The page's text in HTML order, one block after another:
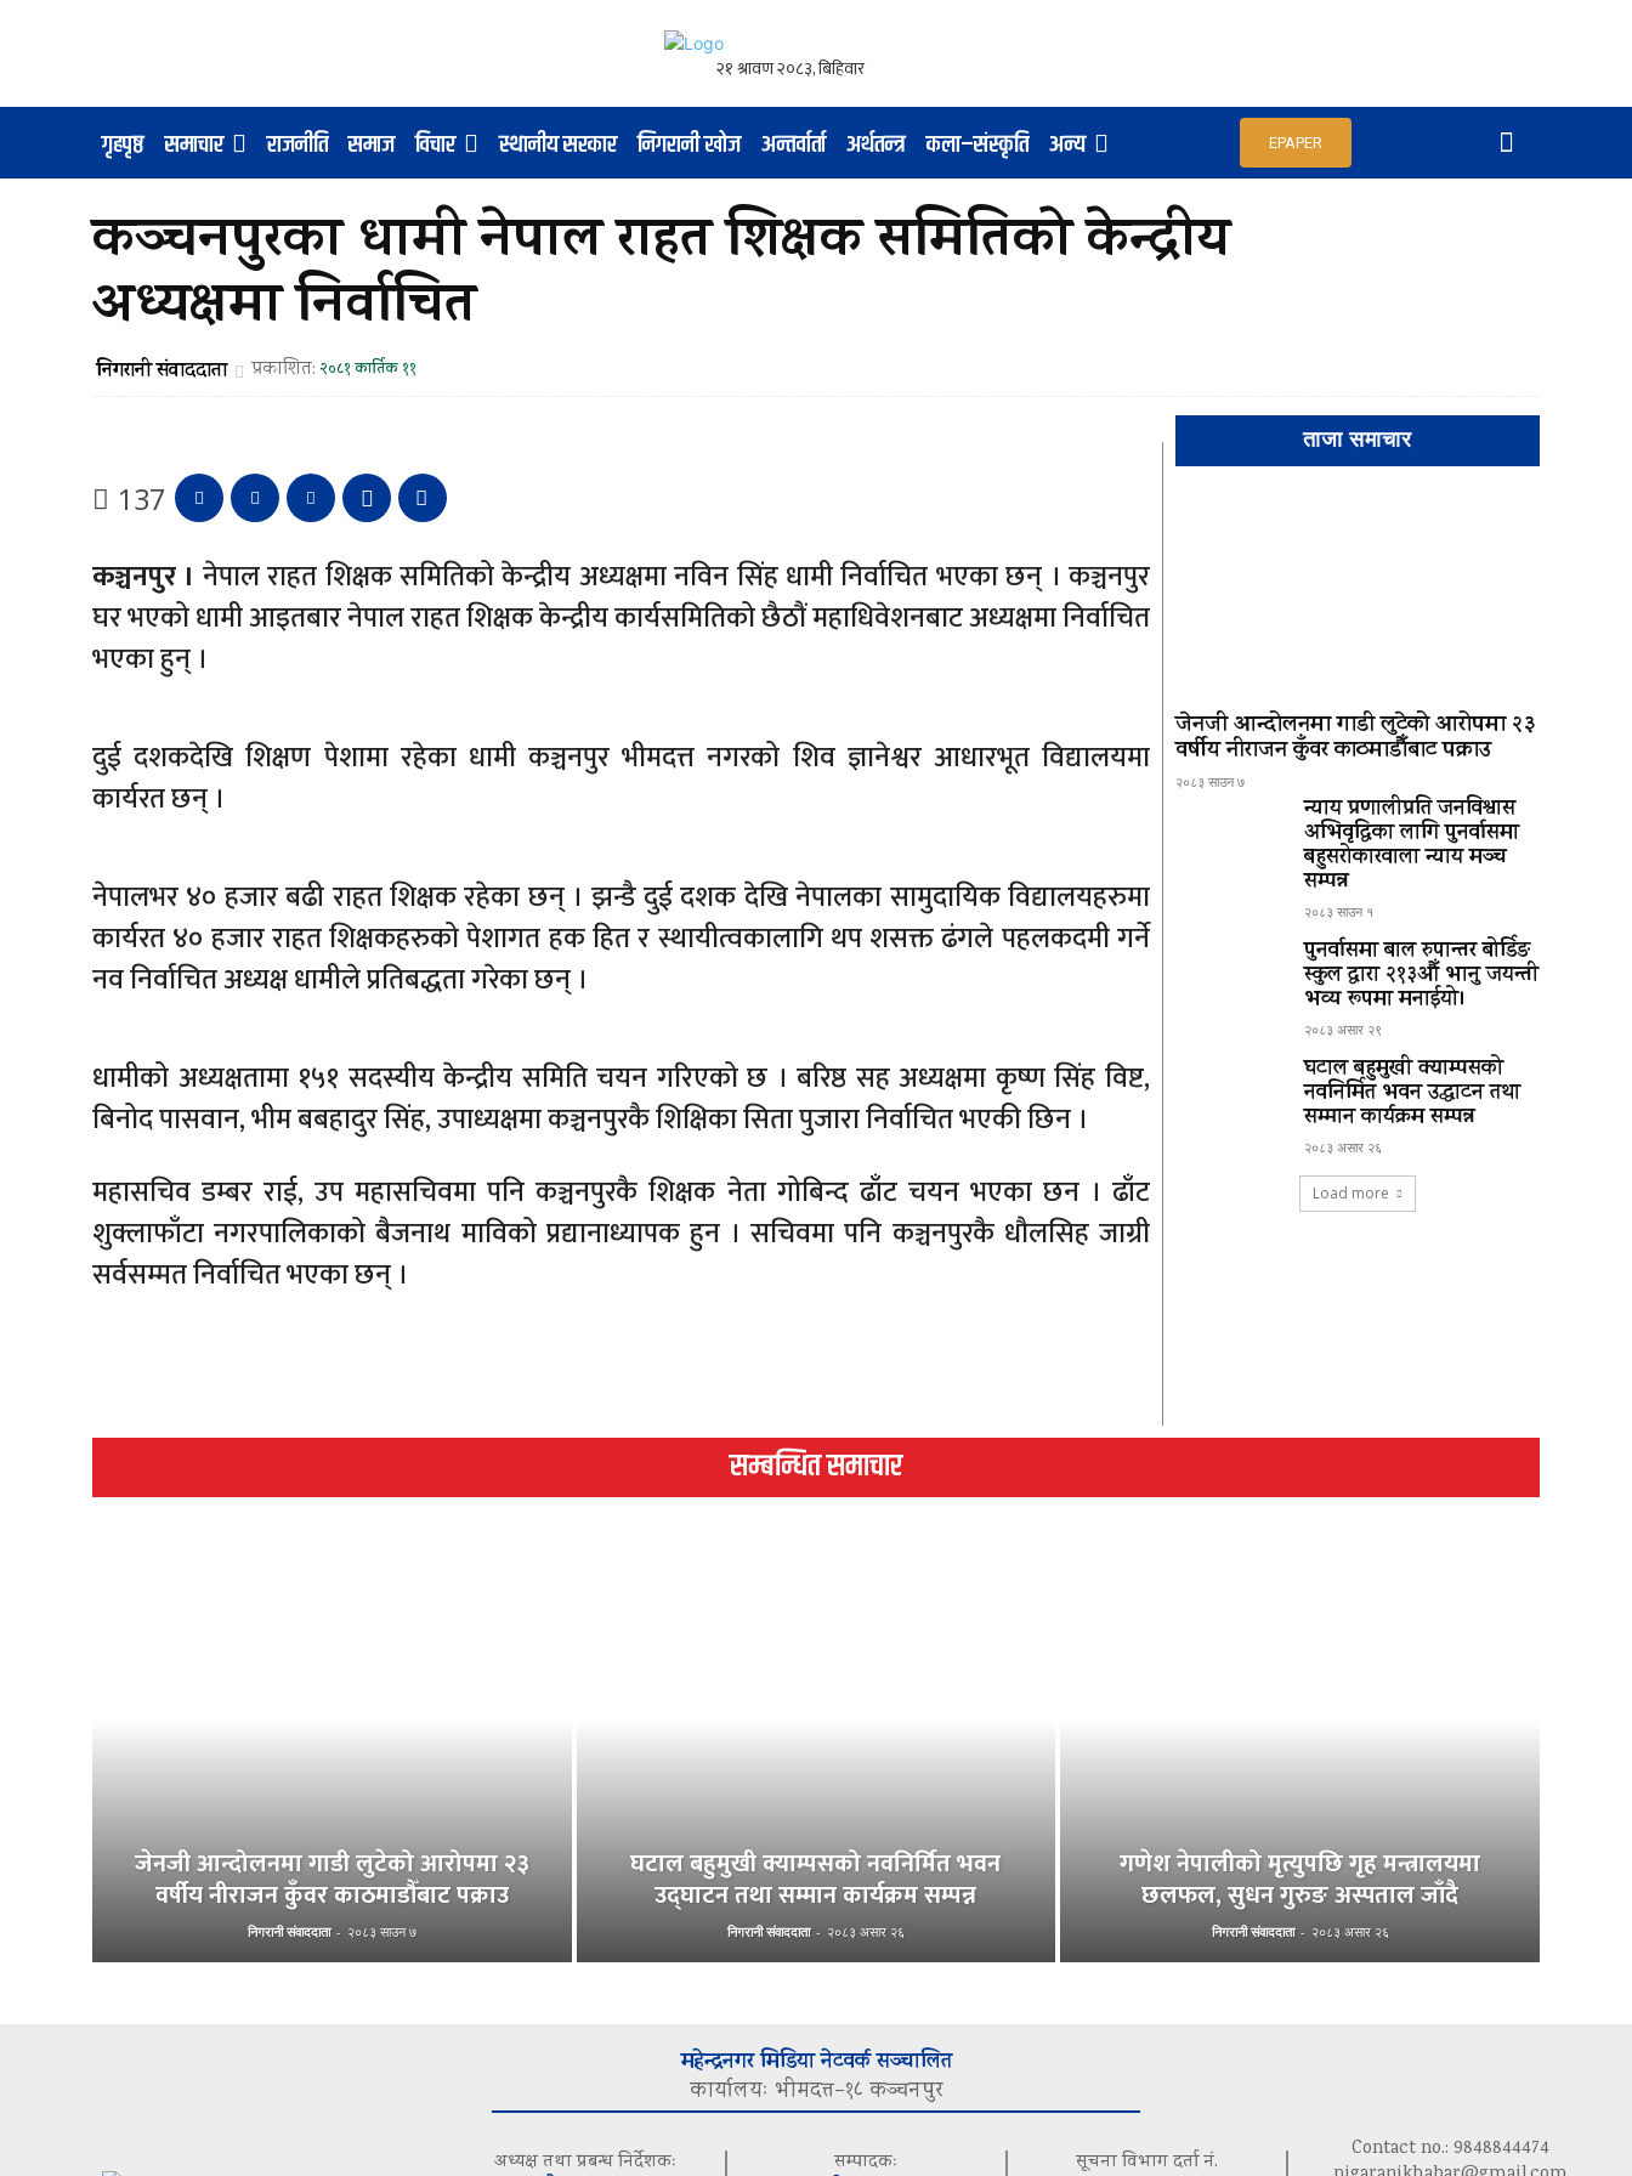
गृहपृष्ठ समाचार राजनीति समाज विचार स्थानीय सरकार निगरानी खोज अन्तर्वार्ता अर्थतन्त्र कला–संस्कृति अन्य EPAPER
कञ्चनपुरका धामी नेपाल राहत शिक्षक समितिको केन्द्रीय
अध्यक्षमा निर्वाचित
निगरानी संवाददाता प्रकाशित: २०८१ कार्तिक ११
137
कञ्चनपुर । नेपाल राहत शिक्षक समितिको केन्द्रीय अध्यक्षमा नविन सिंह धामी निर्वाचित भएका छन् । कञ्चनपुर
घर भएको धामी आइतबार नेपाल राहत शिक्षक केन्द्रीय कार्यसमितिको छैठौं महाधिवेशनबाट अध्यक्षमा निर्वाचित
भएका हुन् ।
दुई दशकदेखि शिक्षण पेशामा रहेका धामी कञ्चनपुर भीमदत्त नगरको शिव ज्ञानेश्वर आधारभूत विद्यालयमा
कार्यरत छन् ।
नेपालभर ४० हजार बढी राहत शिक्षक रहेका छन् । झन्डै दुई दशक देखि नेपालका सामुदायिक विद्यालयहरुमा
कार्यरत ४० हजार राहत शिक्षकहरुको पेशागत हक हित र स्थायीत्वकालागि थप शसक्त ढंगले पहलकदमी गर्ने
नव निर्वाचित अध्यक्ष धामीले प्रतिबद्धता गरेका छन् ।
धामीको अध्यक्षतामा १५१ सदस्यीय केन्द्रीय समिति चयन गरिएको छ । बरिष्ठ सह अध्यक्षमा कृष्ण सिंह विष्ट,
बिनोद पासवान, भीम बबहादुर सिंह, उपाध्यक्षमा कञ्चनपुरकै शिक्षिका सिता पुजारा निर्वाचित भएकी छिन ।
महासचिव डम्बर राई, उप महासचिवमा पनि कञ्चनपुरकै शिक्षक नेता गोबिन्द ढाँट चयन भएका छन । ढाँट
शुक्लाफाँटा नगरपालिकाको बैजनाथ माविको प्रद्यानाध्यापक हुन । सचिवमा पनि कञ्चनपुरकै धौलसिह जाग्री
सर्वसम्मत निर्वाचित भएका छन् ।
ताजा समाचार
जेनजी आन्दोलनमा गाडी लुटेको आरोपमा २३
वर्षीय नीराजन कुँवर काठमाडौँबाट पक्राउ
२०८३ साउन ७
न्याय प्रणालीप्रति जनविश्वास
अभिवृद्धिका लागि पुनर्वासमा
बहुसरोकारवाला न्याय मञ्च
सम्पन्न
२०८३ साउन १
पुनर्वासमा बाल रुपान्तर बोर्डिङ
स्कुल द्धारा २१३औँ भानु जयन्ती
भव्य रूपमा मनाईयो।
२०८३ असार २९
घटाल बहुमुखी क्याम्पसको
नवनिर्मित भवन उद्घाटन तथा
सम्मान कार्यक्रम सम्पन्न
२०८३ असार २६
Load more
सम्बन्धित समाचार
जेनजी आन्दोलनमा गाडी लुटेको आरोपमा २३
वर्षीय नीराजन कुँवर काठमाडौँबाट पक्राउ
निगरानी संवाददाता - २०८३ साउन ७
घटाल बहुमुखी क्याम्पसको नवनिर्मित भवन
उद्घाटन तथा सम्मान कार्यक्रम सम्पन्न
निगरानी संवाददाता - २०८३ असार २६
गणेश नेपालीको मृत्युपछि गृह मन्त्रालयमा
छलफल, सुधन गुरुङ अस्पताल जाँदै
निगरानी संवाददाता - २०८३ असार २६
महेन्द्रनगर मिडिया नेटवर्क सञ्चालित
कार्यालयः भीमदत्त–१८ कञ्चनपुर
अध्यक्ष तथा प्रबन्ध निर्देशकः सम्पादकः सूचना विभाग दर्ता नं.
Contact no.: 9848844474